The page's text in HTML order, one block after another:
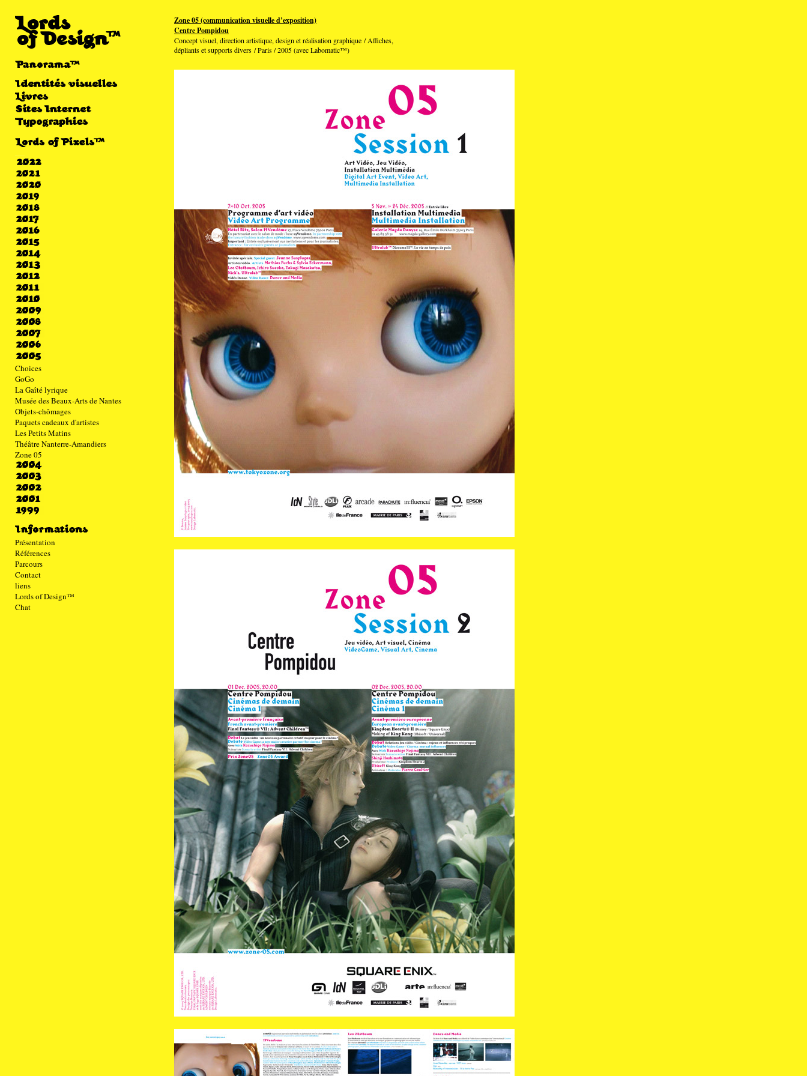
Choices
GoGo
La Gaîté lyrique
Musée des Beaux-Arts de Nantes
Objets-chômages
Paquets cadeaux d'artistes
Les Petits Matins
Théâtre Nanterre-Amandiers
Zone 05
Présentation
Références
Parcours
Contact
liens
Lords of Design™
Chat
Zone 05 (communication visuelle d’exposition)
Centre Pompidou
Concept visuel, direction artistique, design et réalisation graphique / Affiches,
dépliants et supports divers / Paris / 2005 (avec Labomatic™)